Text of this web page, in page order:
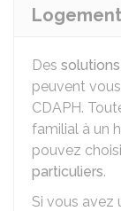
Logement
Des
peuvent
CDAPH.
familial à un
pouvez
particuliers.
Si vous avez